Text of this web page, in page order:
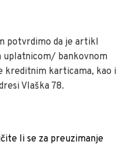
potvrdimo da je artikl
bankovnom
kreditnim karticama, kao i
Vlaška 78.
li se za preuzimanje